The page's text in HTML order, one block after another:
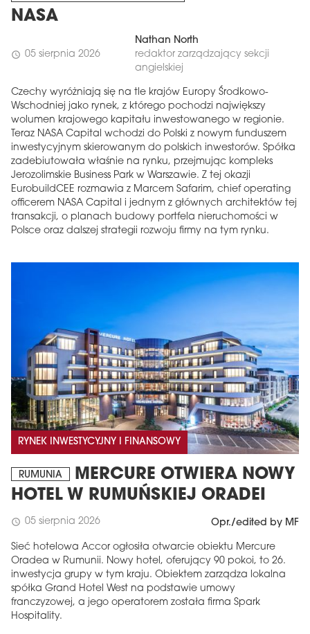
NASA
schedule 05 sierpnia 2026
Nathan North
redaktor zarządzający sekcji
angielskiej
Czechy wyróżniają się na tle krajów Europy Środkowo-
Wschodniej jako rynek, z którego pochodzi największy
wolumen krajowego kapitału inwestowanego w regionie.
Teraz NASA Capital wchodzi do Polski z nowym funduszem
inwestycyjnym skierowanym do polskich inwestorów. Spółka
zadebiutowała właśnie na rynku, przejmując kompleks
Jerozolimskie Business Park w Warszawie. Z tej okazji
EurobuildCEE rozmawia z Marcem Safarim, chief operating
officerem NASA Capital i jednym z głównych architektów tej
transakcji, o planach budowy portfela nieruchomości w
Polsce oraz dalszej strategii rozwoju firmy na tym rynku.
RYNEK INWESTYCYJNY I FINANSOWY
RUMUNIA
MERCURE OTWIERA NOWY
HOTEL W RUMUŃSKIEJ ORADEI
schedule 05 sierpnia 2026 Opr./edited by MF
Sieć hotelowa Accor ogłosiła otwarcie obiektu Mercure
Oradea w Rumunii. Nowy hotel, oferujący 90 pokoi, to 26.
inwestycja grupy w tym kraju. Obiektem zarządza lokalna
spółka Grand Hotel West na podstawie umowy
franczyzowej, a jego operatorem została firma Spark
Hospitality.